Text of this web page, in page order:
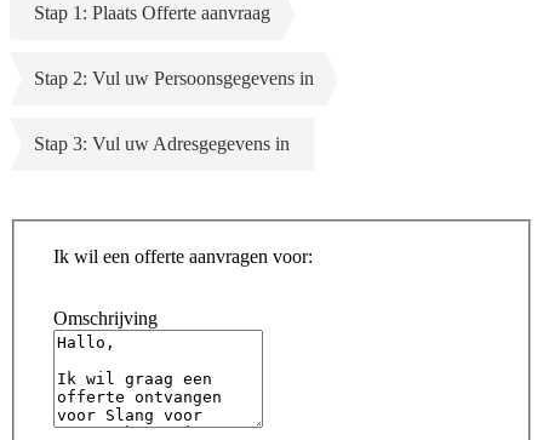
Stap 1: Plaats Offerte aanvraag
Stap 2: Vul uw Persoonsgegevens in
Stap 3: Vul uw Adresgegevens in
Ik wil een offerte aanvragen voor:
Omschrijving